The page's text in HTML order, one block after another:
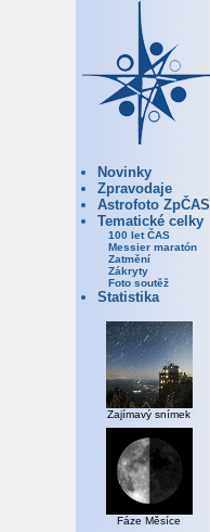
Novinky
Zpravodaje
Astrofoto ZpČAS
Tematické celky
100 let ČAS
Messier maratón
Zatmění
Zákryty
Foto soutěž
Statistika
Zajímavý snímek
Fáze Měsíce